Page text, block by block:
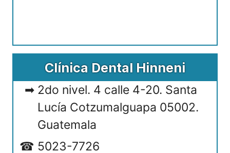
Clínica Dental Hinneni
2do nivel. 4 calle 4-20. Santa
Lucía Cotzumalguapa 05002.
Guatemala
5023-7726